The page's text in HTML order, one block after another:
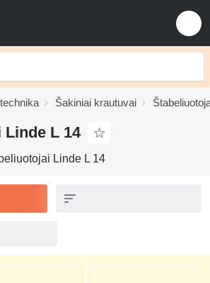
Šakiniai krautuvai
L 14
Linde L 14